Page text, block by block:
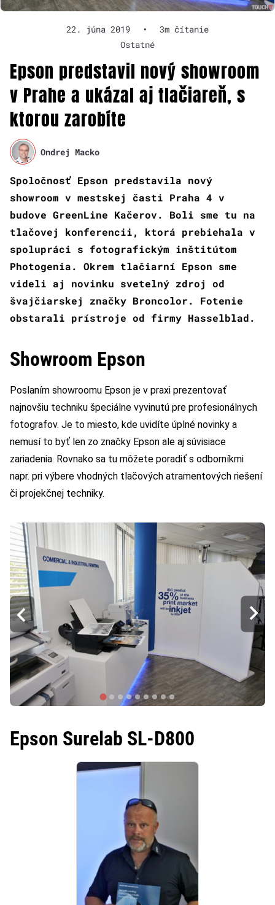
22. júna 2019 •
3m čítanie
Ostatné
Epson predstavil nový showroom
v Prahe a ukázal aj tlačiareň, s
ktorou zarobíte
Ondrej Macko
Spoločnosť Epson predstavila nový
showroom v mestskej časti Praha 4 v
budove GreenLine Kačerov. Boli sme tu na
tlačovej konferencii, ktorá prebiehala v
spolupráci s fotografickým inštitútom
Photogenia. Okrem tlačiarní Epson sme
videli aj novinku svetelný zdroj od
švajčiarskej značky Broncolor. Fotenie
obstarali prístroje od firmy Hasselblad.
Showroom Epson
Poslaním showroomu Epson je v praxi prezentovať
najnovšiu techniku špeciálne vyvinutú pre profesionálnych
fotografov. Je to miesto, kde uvidíte úplné novinky a
nemusí to byť len zo značky Epson ale aj súvisiace
zariadenia. Rovnako sa tu môžete poradiť s odborníkmi
napr. pri výbere vhodných tlačových atramentových riešení
či projekčnej techniky.
Epson Surelab SL-D800